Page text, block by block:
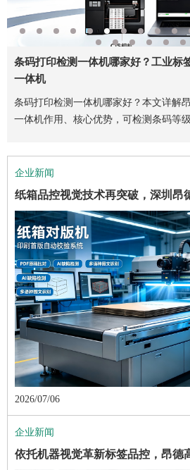
纸箱品控视觉技术再突破，深圳昂德
领包装印刷智能化革新
本文围绕深圳市昂德高自研纸箱对版机
刷行业人工对版漏检、批量报废、多语
检测精度、检测幅面等硬件参数，详解
对、多语种图文识别等功能；同时分析
人工目视、高效适配多批次换单生产三
产线的落地优势，展现国产智能纸箱印
业赋能作用。
依托机器视觉革新标签品控，昂德高
检解决方案
在制造业标签印刷品控需求升级背景下
能检测系统依托机器视觉技术，针对性
疵检测、条码等级判定、OCR 字符识别
数据统计七大核心功能，可对接主流工
同步作业，自动拦截漏印、褶皱、脏污
子、PCB 电路、精密制造多场景产线，
例，帮助企业缩减品控人力成本，实现
控，助推工厂智能制造转型升级。
标签品控技术实现突破，深圳昂德高
产业革新
第二十五届工博会 IAS 工业自动化展顺
化供应链成为行业热点，光伏、精密电
圳市昂德高携自研昂德高 RS0 条码打印
设备可快速对接现有产线，高精度排查
国际条码检测标准，有效削减人工质检
自研软硬件技术与头部打印机品牌战略
亚迪等上下游制造企业，综合实力位居
列，企业立足深圳研发布局全国，以自
业国产化升级，助力制造业品控智能化
条码打印检测一体机哪家好？昂德高
检难题
本文围绕工业条码标签打印质检行业痛
工、处罚、产品召回等经营风险，对比
视觉算法实现打印检测一体化，可完成
别、重码查重、打印缺陷、脏污异物全
全品牌打印机适配，高速同步检测不降
备多重报警、图片溯源存储功能，适配
能源等行业，是替代人工、规避标签合
备。
包装纸箱字符缺失、模糊、不清晰、
—— 昂德高 KEYTU 包装纸箱首件对
纸箱印刷普遍存在字符缺失、字体模糊
工首检漏检率高、判定主观、效率低下
研 AI 算法，像素级自动比对图文色差
完成首件判定，标准化品控、大幅缩减
头规避印刷质量事故，搭建数字化首检
条码打印检测一体机哪家好？工业标
一体机
条码打印检测一体机哪家好？本文详解
一体机作用、核心优势，可检测条码等
昂德高RS0条码防重防错防漏打印检
标签精准质检
昂德高RS0条码防重防错防漏打印检测
签打印场景的智能化质检工具，依托智
物检测、OCR字符识别、序列化检测、
能。软件严格遵循ISO国际标准，可全方
脏污、重码、错序、字符异常等各类问
规、数据信息的全维度自动化校验，有
低、误差大、标准不统一的难题，助力
标准化、数字化管控，广泛适配多行业
RS0条码打印检测一体机：防重防漏
案
本文介绍 RS0条码打印检测一体机，整
现标签 100% 在线全检、条码等级核验
车零部件、医药、物流、跨境电商等行
裂、合规处罚等生产痛点。
如何选择条码打印检测一体机指令停
条码打印检测因为打印机有指令优先级
遇到标签异常会造成滞后停机。IO卡版
不是所有型号打印机都有IO卡。绝大部
是选择指令停机版。在单张打印检测时
为什么要导入标签条码打印防重码缺
标签条码打印防重码缺陷检测系统，也
签打印机cis检测系统、 rs0、标签打印
签检测系统怎么用标签缺陷检测、检验
检测、条码打印检测一体机、条码防重
防条码重复设备、标签边打印边检测、
统、打印的标签为什么需要条码检测系
二维码打印质量检验、二维码印刷检测
昂德高LVS-R600条码打印在线检测系
标签缺陷？
昂德高LVS-R600条码打印在线检测系统
Contact Image Sensor，图像传感器是继
制设备功耗，使用寿命长，且无需预热
感光元件1:1成像，无传统光学透镜的像
量还原。通过在打印机出口安装CIS宽
描，检测出重码、错码、漏码、缺陷等
停，且软件界面有提示。
刮刀检测平台如何检测刮刀缺陷？
刮刀检测平台，也叫刮刀检测机、刮刀
模拟印刷机的应用，刮刀接触到大理石
条码打印检测一体机
标签条码打印缺陷在线检测系统，也叫
打印检测一体机，是通过边打印边检测
核心的一款软硬件集成系统，用于取代
性，等级，质量缺陷等，减少异常标签
条码打印为什么会出现重码,如何解决
RS0条码打印在线防重复及检错系统 ：
否可扫描,是否存在重码、漏码、少码、
效率、减少条码标签打印错误，避免产
钢网清洗机的介绍及其作用
全气动钢网清洗机，是SMT工作中清洗
是用以印刷后钢网上边的锡膏、红胶、
的清除，会固化，影响锡膏的印刷质量
以用昂德高钢网检查机检测钢网是否堵
膏，长期不清洗，助焊剂有腐蚀性也会
为什么要用钢网清洗机替代人工？
清洗机的工艺特点是选择清洗机的工艺
达到的清洗水平。不同清洗水平要求的
以几何级数增加。
为什么要导入使用钢网检查机？
随着产品的精细化,贴装零件越来越小，
件越来越多，对SMT工艺的挑战也越来
起的缺陷占到35%左右。这就是为什么
因了。
条码打印防重码如何实现？
RS0条码打印防重码系统，边打印边检
警，无错误。
二维码打印检测一体机
二维码打印检测一体机也叫条码打印检
测系统，打印机防重系统。
流水线条码防重防错防呆防混料扫描
RS1流水线条码防重防错防呆防混料得
为企业生产线、包装线、仓库分拣货物
开发的一款条码检测系统。
条码打印为什么会出现重码，如何解
随着制造业的精细化管理，很多产品在
唯一号的条码标签，通常叫序列号管理
漏号的情况，经过对大量客户的了解统
主要有如下几个方面的原因。
斑马Zebra打印机在线条码打印防重
斑马Zebra打印机在线条码打印防重复防
检测斑马Zebra打印机打印的条码是否可
印及检测自动化，提高标签打印质量及
误，避免产品出货的错误成本。
炉温测试仪隔热盒如何正确选择与使
在做炉温测试仪维修时发现炉温测试仪
什么原因造成的呢？
TSC打印机防重码在线检测系统
RS0条码打印在线防重复及检错系统：
否可扫描,是否存在重码、漏码、少码、
效率、减少条码标签打印错误，避免产
Zebra斑马打印机条码打印在线检测
在电子制造工厂，很多公司花大价钱购
控炉温曲线制程，从而提高焊接工艺水
来管控炉温曲线制程，从而提高焊接工
不知道如 在电子制造工厂，很多
企业新闻
2026/07/06
企业新闻